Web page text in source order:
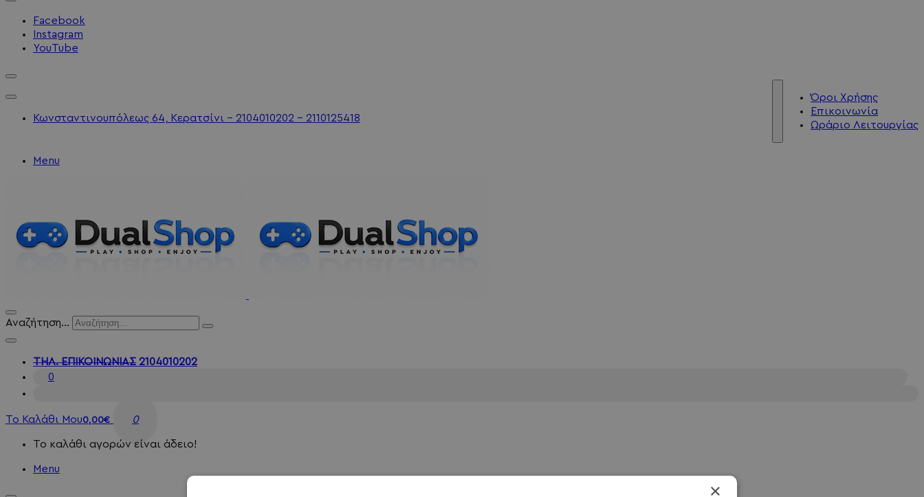
Facebook
Instagram
YouTube
Κωνσταντινουπόλεως 64, Κερατσίνι - 2104010202 - 2110125418
Όροι Χρήσης
Επικοινωνία
Ωράριο Λειτουργίας
Menu
Αναζήτηση...
ΤΗΛ. ΕΠΙΚΟΙΝΩΝΙΑΣ 2104010202
0
Το Καλάθι Μου0,00€ 0
Το καλάθι αγορών είναι άδειο!
Menu
×